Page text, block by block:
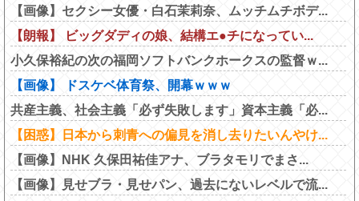
【画像】セクシー女優・白石茉莉奈、ムッチムチボデ...
【朗報】 ビッグダディの娘、結構エ●チになってい...
小久保裕紀の次の福岡ソフトバンクホークスの監督ｗ...
【画像】 ドスケベ体育祭、開幕ｗｗｗ
共産主義、社会主義「必ず失敗します」資本主義「必...
【困惑】日本から刺青への偏見を消し去りたいんやけ...
【画像】NHK 久保田祐佳アナ、ブラタモリでまさ...
【画像】見せブラ・見せパン、過去にないレベルで流...